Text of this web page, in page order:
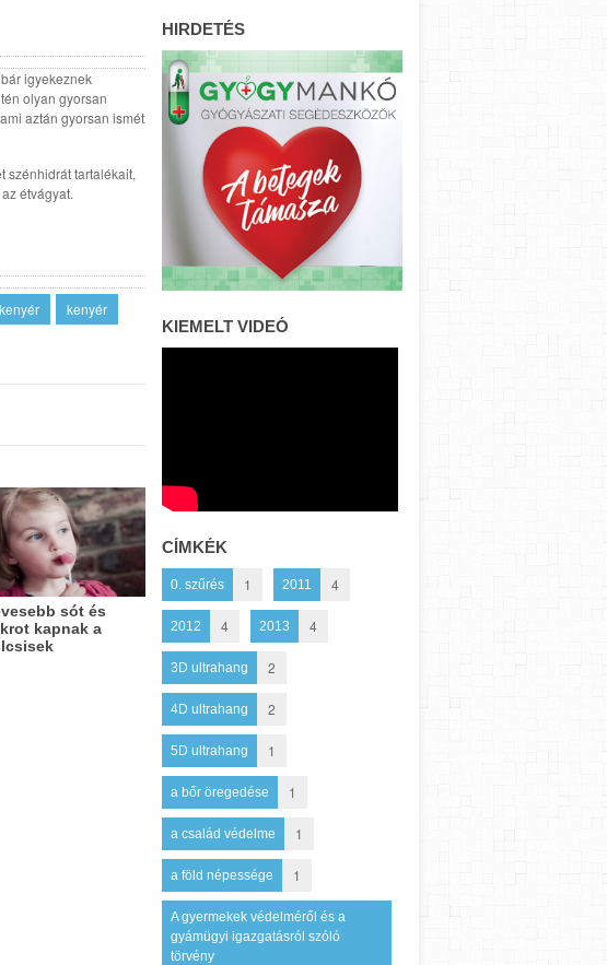
igyekeznek
olyan gyorsan
aztán gyorsan ismét
szénhidrát tartalékait,
étvágyat.
kenyér
sót és
kapnak a
HIRDETÉS
KIEMELT VIDEÓ
CÍMKÉK
0. szűrés 1 2011 4
2012 4 2013 4
3D ultrahang 2
4D ultrahang 2
5D ultrahang 1
a bőr öregedése 1
a család védelme 1
a föld népessége 1
A gyermekek védelméről és a
gyámügyi igazgatásról szóló
törvény